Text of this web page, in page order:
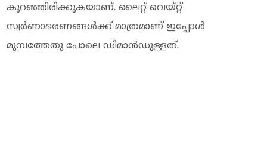
കുറഞ്ഞിരിക്കുകയാണ്. ലൈറ്റ് വെയ്റ്റ്
സ്വര്‍ണാഭരണങ്ങള്‍ക്ക് മാത്രമാണ് ഇപ്പോള്‍
മുമ്പത്തേതു പോലെ ഡിമാന്‍ഡുള്ളത്.